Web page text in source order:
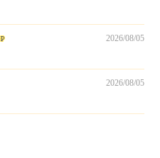
2026/08/05
2026/08/05